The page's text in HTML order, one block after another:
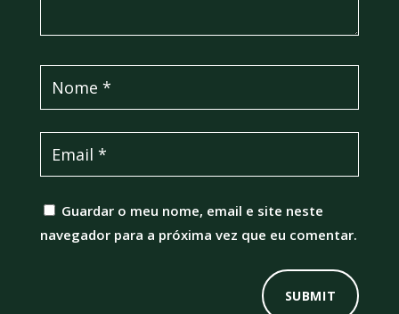
Guardar o meu nome, email e site neste
navegador para a próxima vez que eu comentar.
SUBMIT